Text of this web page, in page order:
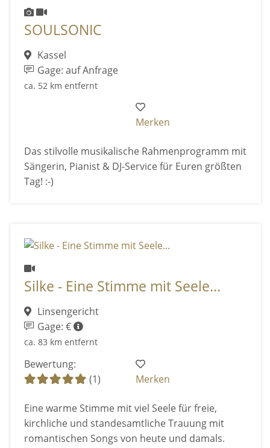
SOULSONIC
Kassel
Gage: auf Anfrage
ca. 52 km entfernt
Merken
Das stilvolle musikalische Rahmenprogramm mit
Sängerin, Pianist & DJ-Service für Euren größten
Tag! :-)
Silke - Eine Stimme mit Seele...
Linsengericht
Gage: €
ca. 83 km entfernt
Bewertung:
(1)
Merken
Eine warme Stimme mit viel Seele für freie,
kirchliche und standesamtliche Trauung mit
romantischen Songs von heute und damals.